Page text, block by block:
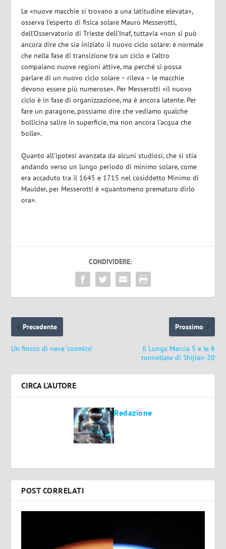
Le «nuove macchie si trovano a una latitudine elevata»,
osserva l’esperto di fisica solare Mauro Messerotti,
dell’Osservatorio di Trieste dell’Inaf, tuttavia «non si può
ancora dire che sia iniziato il nuovo ciclo solare: è normale
che nella fase di transizione tra un ciclo e l’altro
compaiano nuove regioni attive, ma perché si possa
parlare di un nuovo ciclo solare – rileva – le macchie
devono essere più numerose». Per Messerotti «il nuovo
ciclo è in fase di organizzazione, ma è ancora latente. Per
fare un paragone, possiamo dire che vediamo qualche
bollicina salire in superficie, ma non ancora l’acqua che
bolle».
Quanto all’ipotesi avanzata da alcuni studiosi, che si stia
andando verso un lungo periodo di minimo solare, come
era accaduto tra il 1645 e 1715 nel cosiddetto Minimo di
Maulder, per Messerotti è «quantomeno prematuro dirlo
ora».
CONDIVIDERE:
Precedente
Un fiocco di neve ‘cosmico’
Prossimo
Il Lunga Marcia 5 e le 8
tonnellate di Shijian-20
CIRCA L'AUTORE
Redazione
POST CORRELATI